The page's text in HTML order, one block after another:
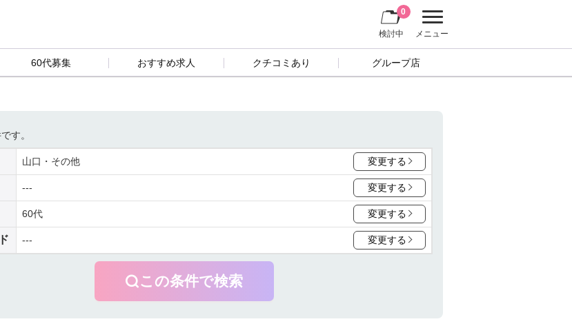
メニュー
検討中
0
60代募集 おすすめ求人 クチコミあり グループ店
す。
山口・その他 変更する
--- 変更する
60代 変更する
--- 変更する
この条件で検索